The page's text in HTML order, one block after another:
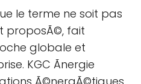
le terme ne soit pas
proposÃ©, fait
globale et
KGC Ãnergie